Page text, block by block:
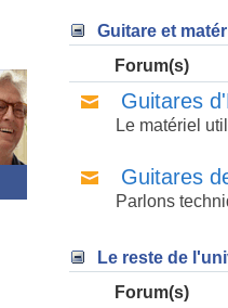
Guitare et
Forum(s)
Guitares
Le matériel
Guitares
Parlons
Le reste de
Forum(s)